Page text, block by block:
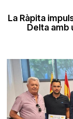
La Ràpita
Delta amb